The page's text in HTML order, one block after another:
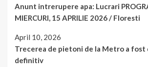
Anunt intrerupere apa: Lucrari
MIERCURI, 15 APRILIE 2026 / Floresti
April 10, 2026
Trecerea de pietoni de la Metro a fost
definitiv